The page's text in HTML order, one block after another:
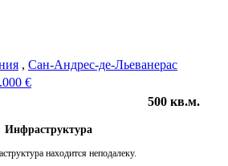
, Сан-Андрес-де-Льеванерас
€
500 кв.м.
Инфраструктура
находится неподалеку.